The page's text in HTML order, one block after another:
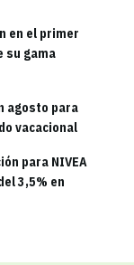
en el primer
su gama
agosto para
vacacional
para NIVEA
3,5% en